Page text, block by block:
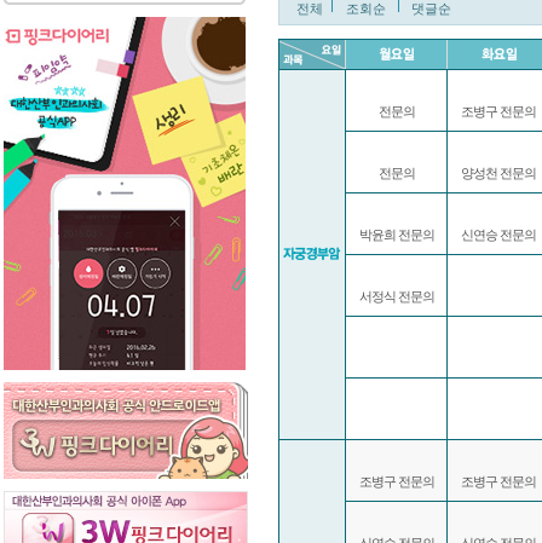
전체 조회순 댓글순
전문의
전문의
박윤희 전문의
서정식 전문의
조병구 전문의
조병구 전문의
양성천 전문의
신연승 전문의
조병구 전문의